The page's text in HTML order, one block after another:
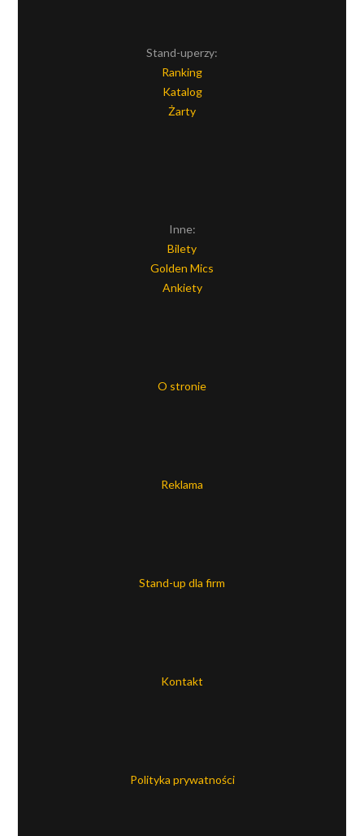
Stand-uperzy:
Ranking
Katalog
Żarty
Inne:
Bilety
Golden Mics
Ankiety
O stronie
Reklama
Stand-up dla firm
Kontakt
Polityka prywatności